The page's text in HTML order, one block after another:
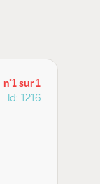
n°1 sur 1
Id: 1216